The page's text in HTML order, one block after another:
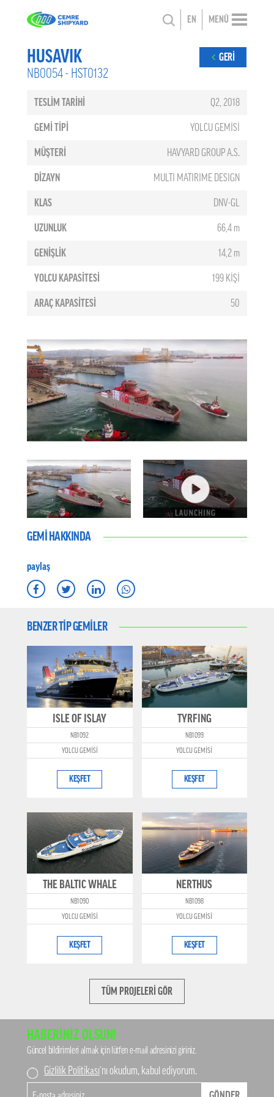
EN MENÜ
HUSAVIK
NB0054 - HST0132
GERİ
TESLİM TARİHİ Q2, 2018
GEMİ TİPİ YOLCU GEMİSİ
MÜŞTERİ HAVYARD GROUP A.S.
DİZAYN MULTI MATIRIME DESIGN
KLAS DNV-GL
UZUNLUK 66,4 m
GENİŞLİK 14,2 m
YOLCU KAPASİTESİ 199 KİŞİ
ARAÇ KAPASİTESİ 50
GEMİ HAKKINDA
paylaş
BENZER TİP GEMİLER
ISLE OF ISLAY
NB1092
YOLCU GEMİSİ
KEŞFET
TYRFING
NB1099
YOLCU GEMİSİ
KEŞFET
THE BALTIC WHALE
NB1090
YOLCU GEMİSİ
KEŞFET
NERTHUS
NB1098
YOLCU GEMİSİ
KEŞFET
TÜM PROJELERİ GÖR
HABERİNİZ OLSUN!
Güncel bildirimleri almak için lütfen e-mail adresinizi giriniz.
Gizlilik Politikası’nı okudum, kabul ediyorum.